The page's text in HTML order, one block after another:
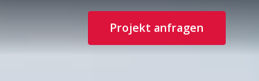
Projekt anfragen